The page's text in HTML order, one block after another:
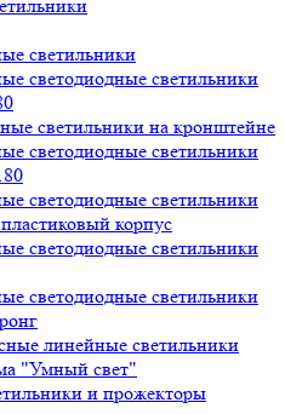
светильники
светодиодные светильники
светильники на кронштейне
светодиодные светильники
светодиодные светильники
корпус
светодиодные светильники
светодиодные светильники
линейные светильники
"Умный свет"
и прожекторы